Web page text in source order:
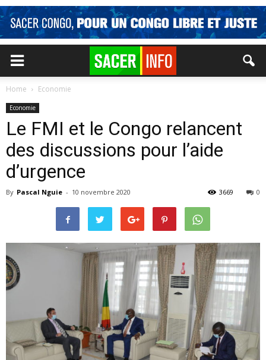
Home Economie
Economie
Le FMI et le Congo relancent
des discussions pour l’aide
d’urgence
By Pascal Nguie - 10 novembre 2020 0
3669